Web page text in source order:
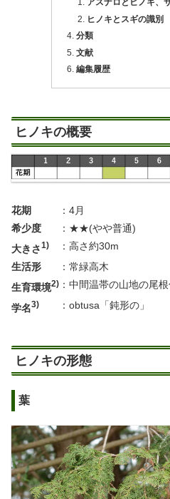
アスナロとヒノキ、
ヒノキとスギの識別
分類
文献
編集履歴
ヒノキの概要
花期 ： 4月
希少度
： ★★(やや普通)
大きさ1) ： 高さ約30m
生活形
： 常緑高木
生育環境2) ： 中間温帯の山地の尾
学名3) ： obtusa「鈍形の」
ヒノキの形態
葉